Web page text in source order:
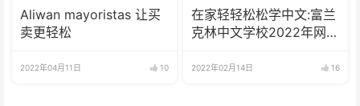
Aliwan mayoristas 让买
卖更轻松
2022年04月11日 10
在家轻轻松松学中文:富兰
克林中文学校2022年网校
2022年02月14日 16